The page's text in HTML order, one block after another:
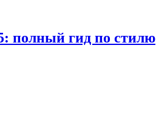
полный гид по стилю